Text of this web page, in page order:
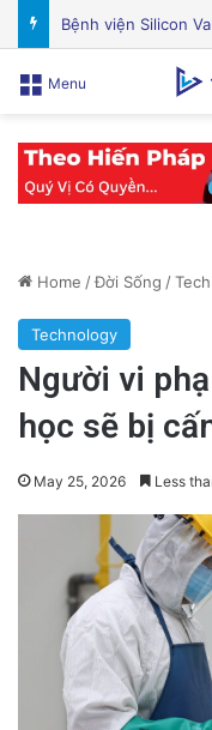
Menu
Home /Đời Sống /
Technology
Người vi
học sẽ bị
May 25, 2026 Less